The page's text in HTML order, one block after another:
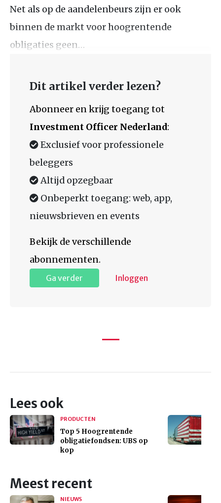
Net als op de aandelenbeurs zijn er ook
binnen de markt voor hoogrentende
obligaties geen…
Dit artikel verder lezen?
Abonneer en krijg toegang tot
Investment Officer Nederland:
Exclusief voor professionele
beleggers
Altijd opzegbaar
Onbeperkt toegang: web, app,
nieuwsbrieven en events
Bekijk de verschillende
abonnementen.
Ga verder Inloggen
Lees ook
PRODUCTEN
Top 5 Hoogrentende
obligatiefondsen: UBS op
kop
Meest recent
NIEUWS